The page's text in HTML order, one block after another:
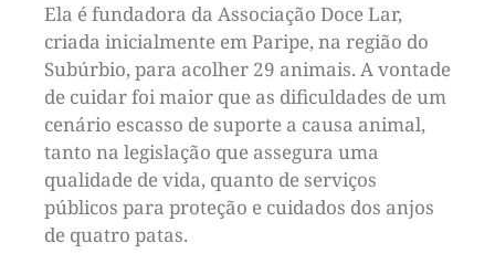
Ela é fundadora da Associação Doce Lar,
criada inicialmente em Paripe, na região do
Subúrbio, para acolher 29 animais. A vontade
de cuidar foi maior que as dificuldades de um
cenário escasso de suporte a causa animal,
tanto na legislação que assegura uma
qualidade de vida, quanto de serviços
públicos para proteção e cuidados dos anjos
de quatro patas.